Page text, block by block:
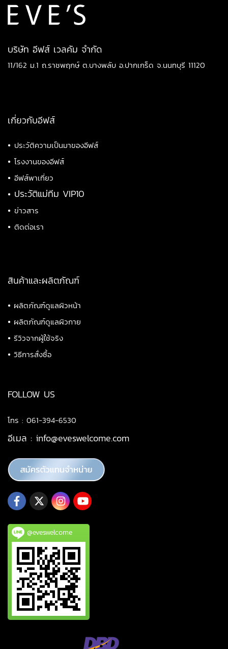
บริษัท อีฟส์ เวลคัม จำกัด
11/162 ม.1 ถ.ราชพฤกษ์ ต.บางพลับ อ.ปากเกร็ด จ.นนทบุรี 11120
เกี่ยวกับอีฟส์
• ประวัติความเป็นมาของอีฟส์
• โรงงานของอีฟส์
• อีฟส์พาเที่ยว
• ประวัติแม่ทีม VIP10
• ข่าวสาร
• ติดต่อเรา
สินค้าและผลิตภัณฑ์
• ผลิตภัณฑ์ดูแลผิวหน้า
• ผลิตภัณฑ์ดูแลผิวกาย
• รีวิวจากผู้ใช้จริง
• วิธีการสั่งซื้อ
FOLLOW US
โทร : 061-394-6530
อีเมล : info@eveswelcome.com
@eveswelcome